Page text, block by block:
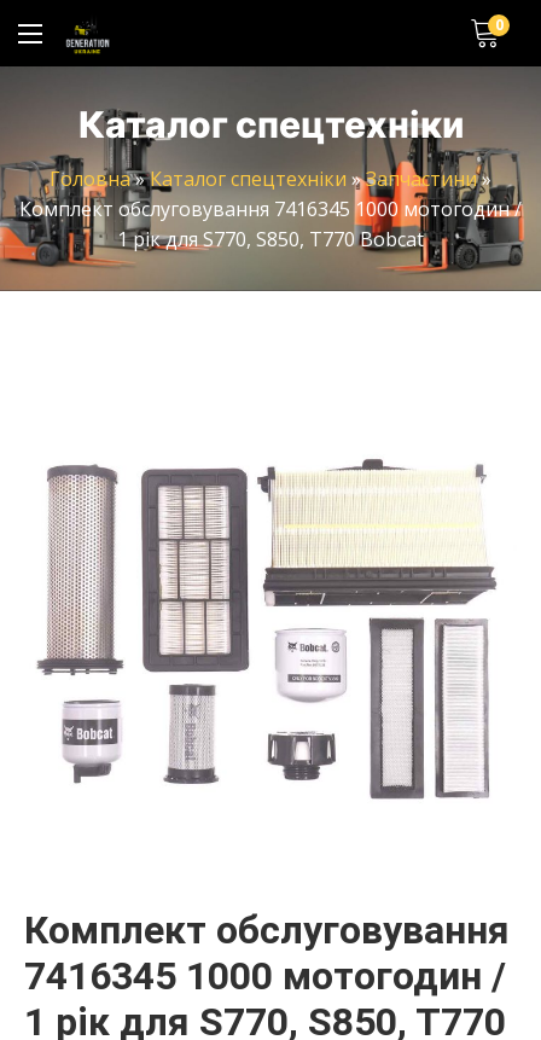
0
Каталог спецтехніки
Головна»Каталог спецтехніки »Запчастини»
Комплект обслуговування 7416345 1000 мотогодин /
1 рік для S770, S850, T770 Bobcat
Комплект обслуговування
7416345 1000 мотогодин /
1 рік для S770, S850, T770